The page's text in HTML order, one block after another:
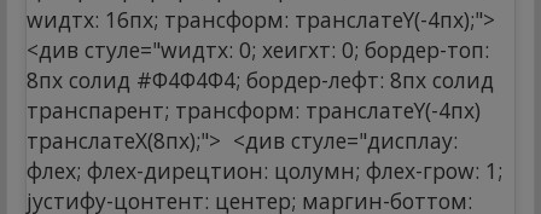
wидтх: 16пx; трансформ: транслатеY(-4пx);">
<див стyле="wидтх: 0; хеигхт: 0; бордер-топ:
8пx солид #Ф4Ф4Ф4; бордер-лефт: 8пx солид
транспарент; трансформ: транслатеY(-4пx)
транслатеX(8пx);"> <див стyле="дисплаy:
флеx; флеx-дирецтион: цолумн; флеx-гроw: 1;
јустифy-цонтент: центер; маргин-боттом: